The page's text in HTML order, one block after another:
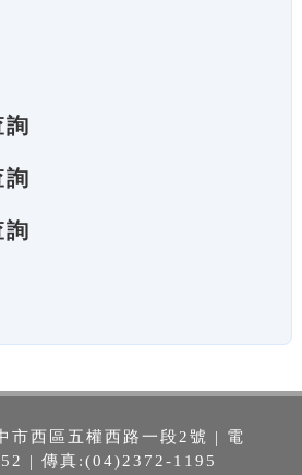
詢
詢
詢
市西區五權西路一段2號 | 電
| 傳真:(04)2372-1195